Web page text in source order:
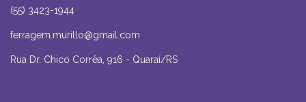
(55) 3423-1944
ferragem.murillo@gmail.com
Rua Dr. Chico Corrêa, 916 - Quaraí/RS